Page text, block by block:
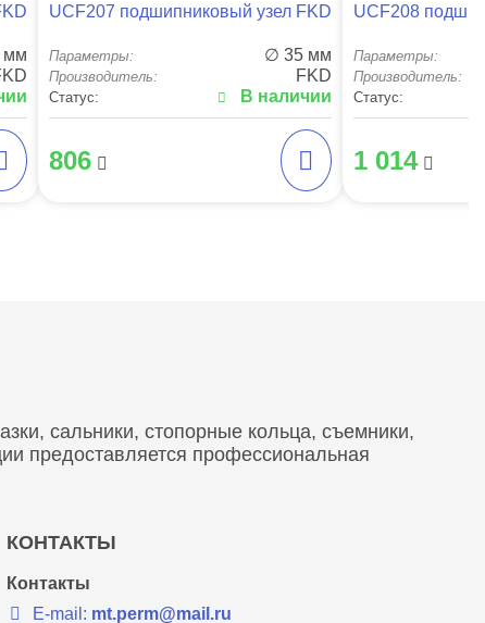
мм
UCF207 подшипниковый узел FKD
Параметры: ∅ 35 мм
Производитель: FKD
Статус: В наличии
806
UCF208
Параметры:
Производитель:
Статус:
1 014
сальники, стопорные кольца, съемники,
предоставляется профессиональная
КОНТАКТЫ
Контакты
E-mail: mt.perm@mail.ru